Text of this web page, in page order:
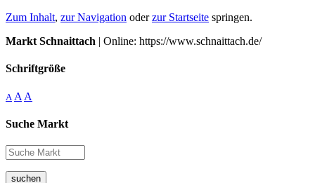
Zum Inhalt, zur Navigation oderzur Startseite springen.
Markt Schnaittach | Online: https://www.schnaittach.de/
Schriftgröße
A A A
Suche Markt
suchen